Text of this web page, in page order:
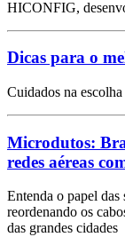
HICONFIG,
Dicas para o
Cuidados na
Microdutos:
redes aéreas
Entenda o papel
reordenando os
das grandes cidades